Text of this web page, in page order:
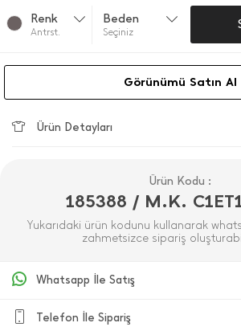
Renk
Antrst.
Beden
Seçiniz
Görünümü Satın Al
Ürün Detayları
Ürün Kodu :
185388 / M.K.
Yukarıdaki ürün kodunu kullanarak
zahmetsizce sipariş
Whatsapp İle Satış
Telefon İle Sipariş